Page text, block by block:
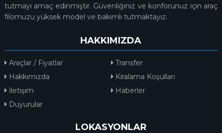
tutmayı amaç edinmiştir. Güvenliğiniz ve konforunuz için araç
filomuzu yüksek model ve bakımlı tutmaktayız.
HAKKIMIZDA
Araçlar / Fiyatlar
Transfer
Hakkımızda
Kiralama Koşulları
İletişim
Haberler
Duyurular
LOKASYONLAR